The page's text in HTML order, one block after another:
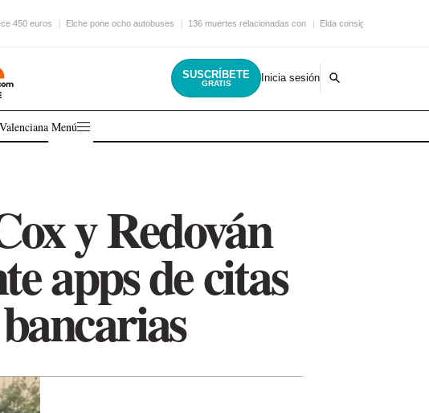
450 euros Elche pone ocho autobuses 136 muertes relacionadas con Elda consigue una nueva
SUSCRÍBETE
GRATIS Inicia sesión
Menú
y Redován
apps de citas